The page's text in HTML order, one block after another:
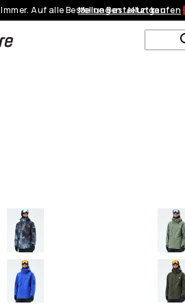
Immer. Auf alle Bestellungen.Jetzt kaufen
Meine Bestellungen